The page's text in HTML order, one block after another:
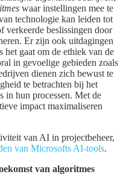
waar instellingen mee te
technologie kan leiden tot
verkeerde beslissingen door
Er zijn ook uitdagingen
het gaat om de ethiek van de
in gevoelige gebieden zoals
dienen zich bewust te
te betrachten bij het
in hun processen. Met de
impact maximaliseren
van AI in projectbeheer,
van Microsofts AI-tools.
van algoritmes